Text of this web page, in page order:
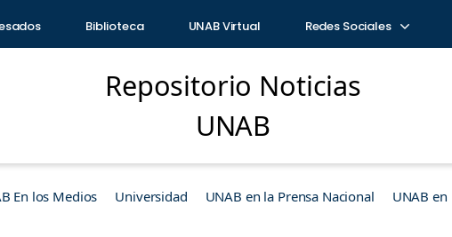
Biblioteca UNAB Virtual Redes Sociales
Repositorio Noticias
UNAB
En los Medios Universidad UNAB en la Prensa Nacional UNAB en